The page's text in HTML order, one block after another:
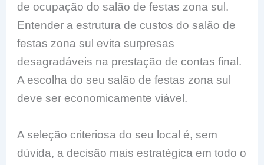
de ocupação do salão de festas zona sul.
Entender a estrutura de custos do salão de
festas zona sul evita surpresas
desagradáveis na prestação de contas final.
A escolha do seu salão de festas zona sul
deve ser economicamente viável.
A seleção criteriosa do seu local é, sem
dúvida, a decisão mais estratégica em todo o